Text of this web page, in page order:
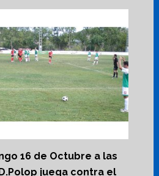
16 de Octubre a las
juega contra el